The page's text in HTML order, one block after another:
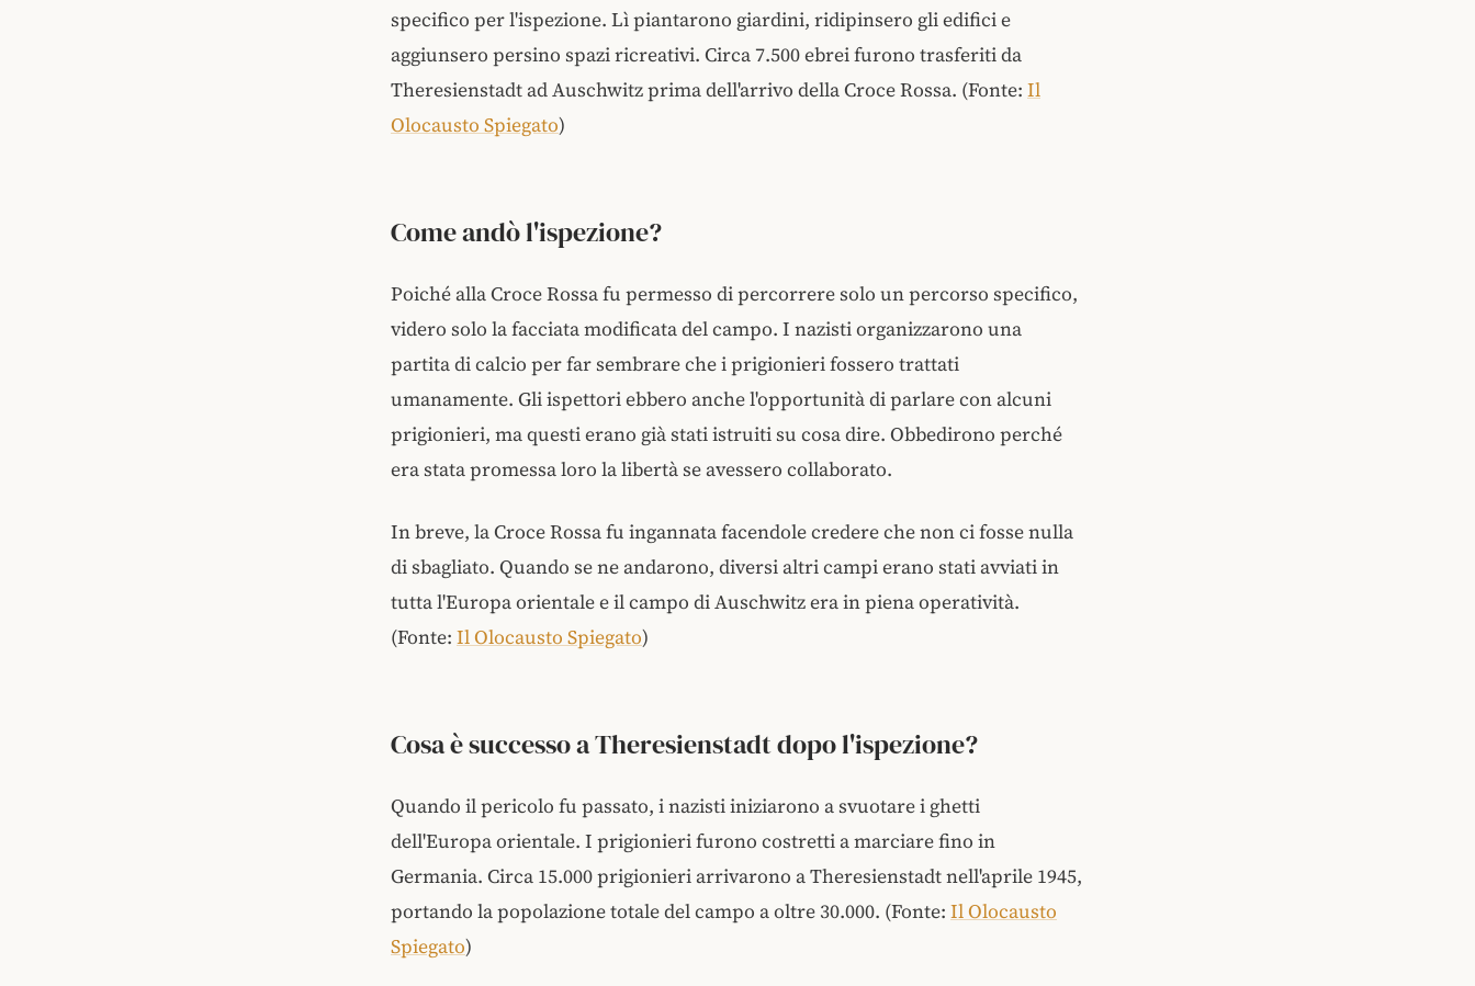
specifico per l'ispezione. Lì piantarono giardini, ridipinsero gli edifici e
aggiunsero persino spazi ricreativi. Circa 7.500 ebrei furono trasferiti da
Theresienstadt ad Auschwitz prima dell'arrivo della Croce Rossa. (Fonte: Il
Olocausto Spiegato)
Come andò l'ispezione?
Poiché alla Croce Rossa fu permesso di percorrere solo un percorso specifico,
videro solo la facciata modificata del campo. I nazisti organizzarono una
partita di calcio per far sembrare che i prigionieri fossero trattati
umanamente. Gli ispettori ebbero anche l'opportunità di parlare con alcuni
prigionieri, ma questi erano già stati istruiti su cosa dire. Obbedirono perché
era stata promessa loro la libertà se avessero collaborato.
In breve, la Croce Rossa fu ingannata facendole credere che non ci fosse nulla
di sbagliato. Quando se ne andarono, diversi altri campi erano stati avviati in
tutta l'Europa orientale e il campo di Auschwitz era in piena operatività.
(Fonte: Il Olocausto Spiegato)
Cosa è successo a Theresienstadt dopo l'ispezione?
Quando il pericolo fu passato, i nazisti iniziarono a svuotare i ghetti
dell'Europa orientale. I prigionieri furono costretti a marciare fino in
Germania. Circa 15.000 prigionieri arrivarono a Theresienstadt nell'aprile 1945,
portando la popolazione totale del campo a oltre 30.000. (Fonte: Il Olocausto
Spiegato)